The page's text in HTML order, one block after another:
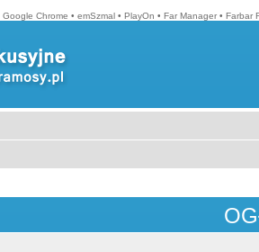
Google Chrome • emSzmal • PlayOn • Far Manager • Farbar